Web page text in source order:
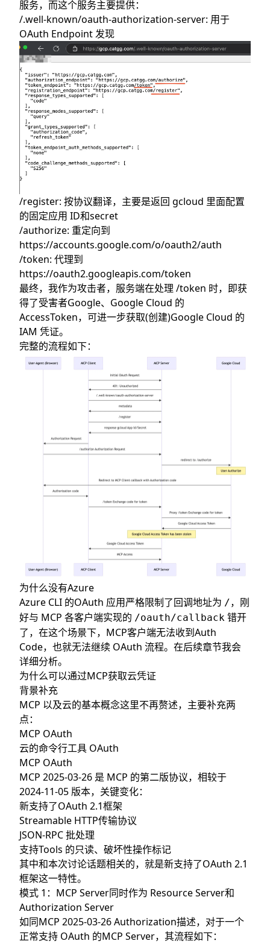
服务，而这个服务主要提供：
/.well-known/oauth-authorization-server: 用于
OAuth Endpoint 发现
/register: 按协议翻译，主要是返回 gcloud 里面配置
的固定应用 ID和secret
/authorize: 重定向到
https://accounts.google.com/o/oauth2/auth
/token: 代理到
https://oauth2.googleapis.com/token
最终，我作为攻击者，服务端在处理 /token 时，即获
得了受害者Google、Google Cloud 的
AccessToken，可进一步获取(创建)Google Cloud 的
IAM 凭证。
完整的流程如下：
为什么没有Azure
Azure CLI 的OAuth 应用严格限制了回调地址为 /，刚
好与 MCP 各客户端实现的 /oauth/callback 错开
了，在这个场景下，MCP客户端无法收到Auth
Code，也就无法继续 OAuth 流程。在后续章节我会
详细分析。
为什么可以通过MCP获取云凭证
背景补充
MCP 以及云的基本概念这里不再赘述，主要补充两
点：
MCP OAuth
云的命令行工具 OAuth
MCP OAuth
MCP 2025-03-26 是 MCP 的第二版协议，相较于
2024-11-05 版本，关键变化：
新支持了OAuth 2.1框架
Streamable HTTP传输协议
JSON-RPC 批处理
支持Tools 的只读、破坏性操作标记
其中和本次讨论话题相关的，就是新支持了OAuth 2.1
框架这一特性。
模式 1：MCP Server同时作为 Resource Server和
Authorization Server
如同MCP 2025-03-26 Authorization描述，对于一个
正常支持 OAuth 的MCP Server，其流程如下：